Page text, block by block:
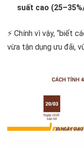
suất cao
⚡ Chính vì vậy, “biết
vừa tận dụng ưu đãi,